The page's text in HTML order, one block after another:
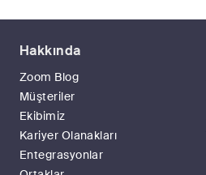
Hakkında
Zoom Blog
Müşteriler
Ekibimiz
Kariyer Olanakları
Entegrasyonlar